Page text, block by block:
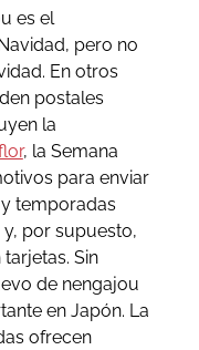
es el
pero no
En otros
postales
la
, la Semana
para enviar
temporadas
por supuesto,
Sin
de nengajou
en Japón. La
ofrecen